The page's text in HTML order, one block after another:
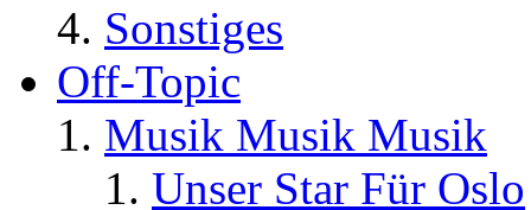
Sonstiges
Off-Topic
Musik Musik Musik
Unser Star Für Oslo